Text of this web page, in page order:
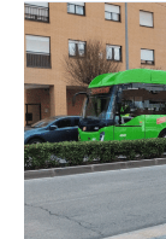
Paradas
de
autobús
urbanas
más
accesibles
para